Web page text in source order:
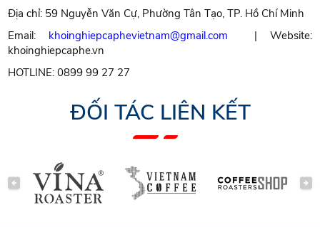
Địa chỉ: 59 Nguyễn Văn Cự, Phường Tân Tạo, TP. Hồ Chí Minh
Email: khoinghiepcaphevietnam@gmail.com | Website:
khoinghiepcaphe.vn
HOTLINE: 0899 99 27 27
ĐỐI TÁC LIÊN KẾT
PREVIOUS NEXT